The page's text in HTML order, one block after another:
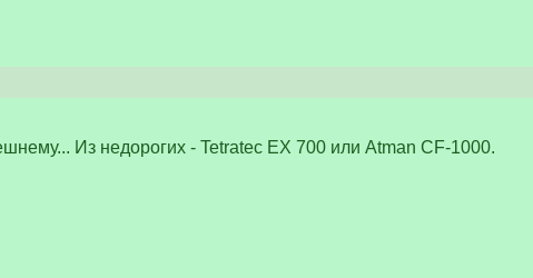
Из недорогих - Tetratec EX 700 или Atman CF-1000.